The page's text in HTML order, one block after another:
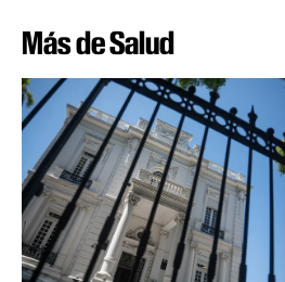
Más de Salud